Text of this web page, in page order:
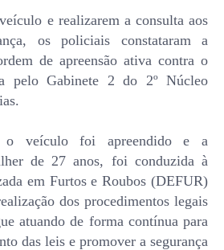
e realizarem a consulta aos
os policiais constataram a
de apreensão ativa contra o
pelo Gabinete 2 do 2º Núcleo
o veículo foi apreendido e a
de 27 anos, foi conduzida à
em Furtos e Roubos (DEFUR)
dos procedimentos legais
atuando de forma contínua para
das leis e promover a segurança